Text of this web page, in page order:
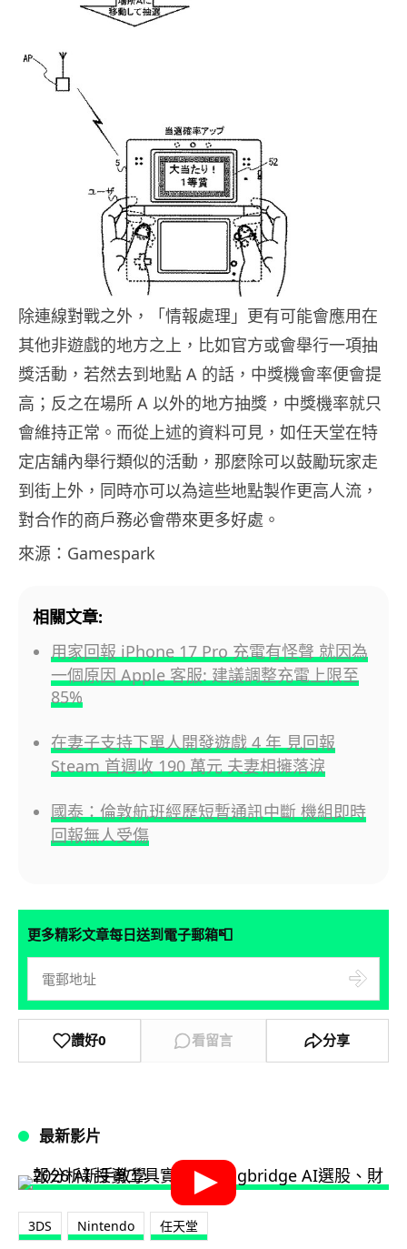
除連線對戰之外，「情報處理」更有可能會應用在
其他非遊戲的地方之上，比如官方或會舉行一項抽
獎活動，若然去到地點 A 的話，中獎機會率便會提
高；反之在場所 A 以外的地方抽獎，中獎機率就只
會維持正常。而從上述的資料可見，如任天堂在特
定店舖內舉行類似的活動，那麼除可以鼓勵玩家走
到街上外，同時亦可以為這些地點製作更高人流，
對合作的商戶務必會帶來更多好處。
來源：Gamespark
相關文章:
用家回報 iPhone 17 Pro 充電有怪聲 就因為
一個原因 Apple 客服: 建議調整充電上限至
85%
在妻子支持下單人開發遊戲 4 年 見回報
Steam 首週收 190 萬元 夫妻相擁落淚
國泰：倫敦航班經歷短暫通訊中斷 機組即時
回報無人受傷
更多精彩文章每日送到電子郵箱📮
讚好0 看留言 分享
最新影片
3DS Nintendo 任天堂